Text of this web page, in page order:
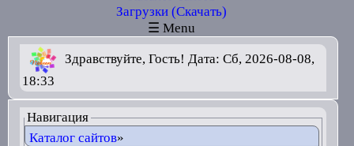
Загрузки (Скачать)
☰ Menu
Здравствуйте, Гость! Дата: Сб, 2026-08-08,
18:33
Навигация
Каталог сайтов»